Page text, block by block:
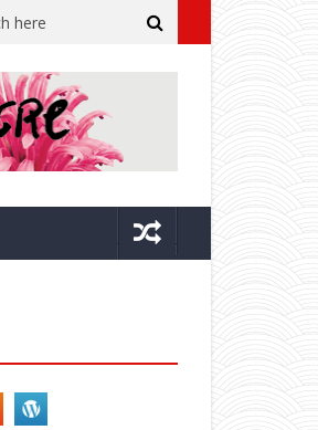
više od 50 vinara s Korčule, Lastova i